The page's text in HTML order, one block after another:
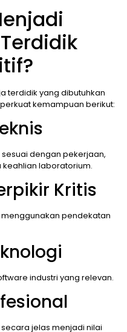
terdidik yang dibutuhkan
kemampuan berikut:
dengan pekerjaan,
laboratorium.
Kritis
pendekatan
industri yang relevan.
jelas menjadi nilai